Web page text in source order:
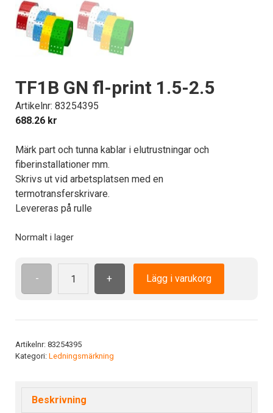
TF1B GN fl-print 1.5-2.5
Artikelnr: 83254395
688.26 kr
Märk part och tunna kablar i elutrustningar och
fiberinstallationer mm.
Skrivs ut vid arbetsplatsen med en
termotransferskrivare.
Levereras på rulle
Normalt i lager
-
TF1B
+ Lägg i varukorg
Artikelnr: 83254395
Kategori: Ledningsmärkning
Beskrivning